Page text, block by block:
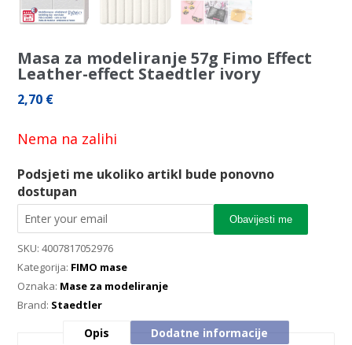
Masa za modeliranje 57g Fimo Effect
Leather-effect Staedtler ivory
2,70 €
Nema na zalihi
Podsjeti me ukoliko artikl bude ponovno
dostupan
Obavijesti me
SKU:4007817052976
Kategorija: FIMO mase
Oznaka: Mase za modeliranje
Brand: Staedtler
Opis Dodatne informacije